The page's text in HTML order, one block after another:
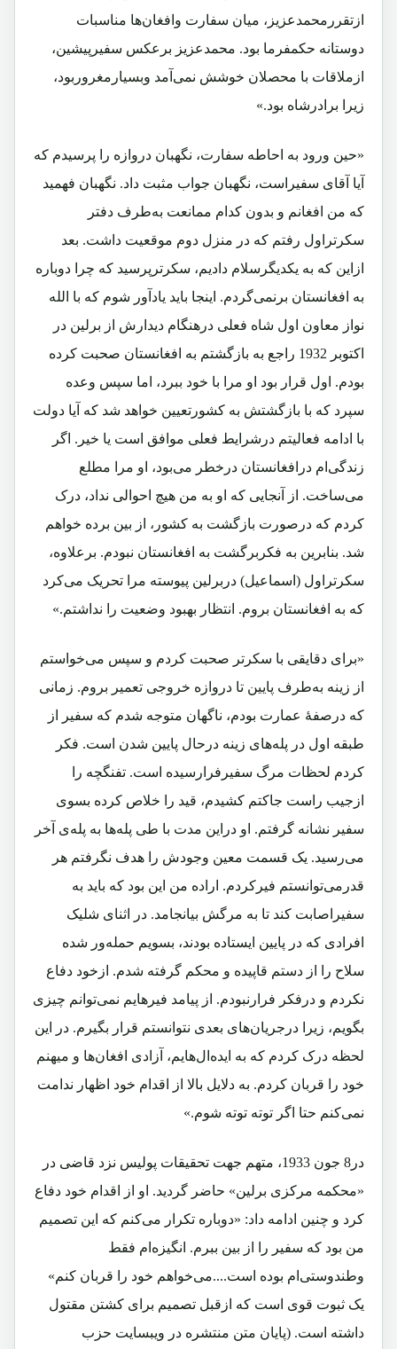
ازتقررمحمدعزیز، میان سفارت وافغان‌ها مناسبات
دوستانه حکمفرما بود. محمدعزیز برعکس سفیرپیشین،
ازملاقات با محصلان خوشش نمی‌آمد وبسیارمغروربود،
زیرا برادرشاه بود.»
«حین ورود به احاطه سفارت، نگهبان دروازه را پرسیدم که
آیا آقای سفیراست، نگهبان جواب مثبت داد. نگهبان فهمید
که من افغانم و بدون کدام ممانعت به‌طرف دفتر
سکرتراول رفتم که در منزل دوم موقعیت داشت. بعد
ازاین که به یکدیگرسلام دادیم، سکرترپرسید که چرا دوباره
به افغانستان برنمی‌گردم. اینجا باید یادآور ‌شوم که با الله
نواز معاون اول شاه فعلی درهنگام دیدارش از برلین در
اکتوبر 1932 راجع به بازگشتم به افغانستان صحبت کرده
بودم. اول قرار بود او مرا با خود ببرد، اما سپس وعده
سپرد که با بازگشتش به کشورتعیین خواهد شد که آیا دولت
با ادامه فعالیتم درشرایط فعلی موافق است یا خیر. اگر
زندگی‌ام درافغانستان درخطر می‌بود، او مرا مطلع
می‌ساخت. از آنجایی که او به من هیچ احوالی نداد، درک
کردم که درصورت بازگشت به کشور، از بین برده خواهم
شد. بنابرین به فکربرگشت به افغانستان نبودم. برعلاوه،
سکرتراول (اسماعیل) دربرلین پیوسته مرا تحریک می‌کرد
که به افغانستان بروم. انتظار بهبود وضعیت را نداشتم.»
«برای دقایقی با سکرتر صحبت کردم و سپس می‌خواستم
از زینه به‌طرف پایین تا دروازه خروجی تعمیر بروم. زمانی
که درصفۀ عمارت بودم، ناگهان متوجه شدم که سفیر از
طبقه اول در پله‌های زینه درحال پایین شدن است. فکر
کردم لحظات مرگ سفیرفرارسیده است. تفنگچه را
ازجیب راست جاکتم کشیدم، قید را خلاص کرده بسوی
سفیر نشانه گرفتم. او دراین مدت با طی پله‌ها به پله‌ی آخر
می‌رسید. یک قسمت معین وجودش را هدف نگرفتم هر
قدرمی‌توانستم فیرکردم. اراده من این بود که باید به
سفیراصابت کند تا به مرگش بیانجامد. در اثنای شلیک
افرادی که در پایین ایستاده بودند، بسویم حمله‌ور شده
سلاح را از دستم قاپیده و محکم گرفته شدم. ازخود دفاع
نکردم و درفکر فرارنبودم. از پیامد فیرهایم نمی‌توانم چیزی
بگویم، زیرا درجریان‌های بعدی نتوانستم قرار بگیرم. در این
لحظه درک کردم که به ایده‌ال‌هایم، آزادی افغان‌ها و میهنم
خود را قربان کردم. به دلایل بالا از اقدام خود اظهار ندامت
نمی‌کنم حتا اگر توته توته شوم.»
در8 جون 1933، متهم جهت تحقیقات پولیس نزد قاضی در
«محکمه مرکزی برلین» حاضر گردید. او از اقدام خود دفاع
کرد و چنین ادامه داد: «دوباره تکرار می‌کنم که این تصمیم
من بود که سفیر را از بین ببرم. انگیزه‌ام فقط
وطندوستی‌ام بوده است....می‌خواهم خود را قربان کنم»‌
یک ثبوت قوی است که ازقبل تصمیم برای کشتن مقتول
داشته است. (پایان متن منتشره در ویبسایت حزب